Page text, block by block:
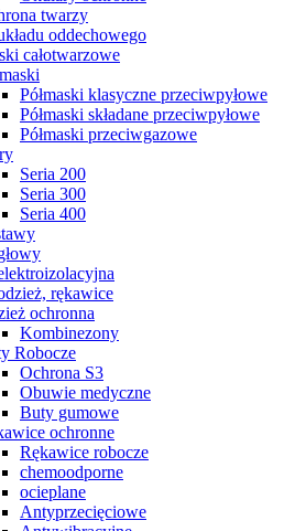
twarzy
oddechowego
całotwarzowe
Półmaski klasyczne przeciwpyłowe
Półmaski składane przeciwpyłowe
Półmaski przeciwgazowe
Seria 200
Seria 300
Seria 400
rękawice
ochronna
Kombinezony
Robocze
Ochrona S3
Obuwie medyczne
Buty gumowe
ochronne
Rękawice robocze
chemoodporne
ocieplane
Antyprzecięciowe